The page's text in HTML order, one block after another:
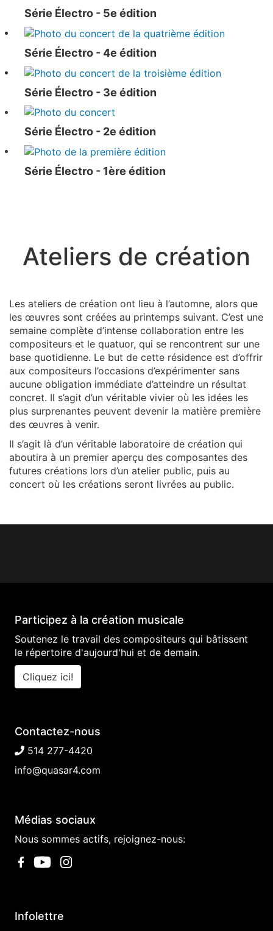
Série Électro - 5e édition
Série Électro - 4e édition
Série Électro - 3e édition
Série Électro - 2e édition
Série Électro - 1ère édition
Ateliers de création
Les ateliers de création ont lieu à l’automne, alors que
les œuvres sont créées au printemps suivant. C’est une
semaine complète d’intense collaboration entre les
compositeurs et le quatuor, qui se rencontrent sur une
base quotidienne. Le but de cette résidence est d’offrir
aux compositeurs l’occasions d’expérimenter sans
aucune obligation immédiate d’atteindre un résultat
concret. Il s’agit d’un véritable vivier où les idées les
plus surprenantes peuvent devenir la matière première
des œuvres à venir.
Il s’agit là d’un véritable laboratoire de création qui
aboutira à un premier aperçu des composantes des
futures créations lors d’un atelier public, puis au
concert où les créations seront livrées au public.
Participez à la création musicale
Soutenez le travail des compositeurs qui bâtissent
le répertoire d'aujourd'hui et de demain.
Cliquez ici!
Contactez-nous
514 277-4420
info@quasar4.com
Médias sociaux
Nous sommes actifs, rejoignez-nous:
Infolettre